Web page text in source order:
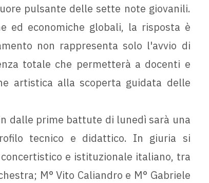
pulsante delle sette note giovanili.
ed economiche globali, la risposta è
non rappresenta solo l'avvio di
totale che permetterà a docenti e
artistica alla scoperta guidata delle
dalle prime battute di lunedì sarà una
tecnico e didattico. In giuria si
e istituzionale italiano, tra
M° Vito Caliandro e M° Gabriele